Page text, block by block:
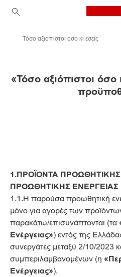
Προσφορά επιστροφής χρημάτων από την Canon | Προσφορές | Προτάσεις
Τόσο αξιόπιστοι όσο κι εσείς
Τόσο αξιόπιστοι όσο κι εσείς
«Τόσο αξιόπιστοι όσο
1.ΠΡΟΪΟΝΤΑ
ΠΡΟΩΘΗΤΙΚΗΣ
1.1.Η παρούσα προωθητική
μόνο για αγορές των
παρακάτω/επισυνάπτονται (τα
Ενέργειας») εντός της
συνεργάτες μεταξύ 2/10/2023
συμπεριλαμβανομένων (η
Ενέργειας»).